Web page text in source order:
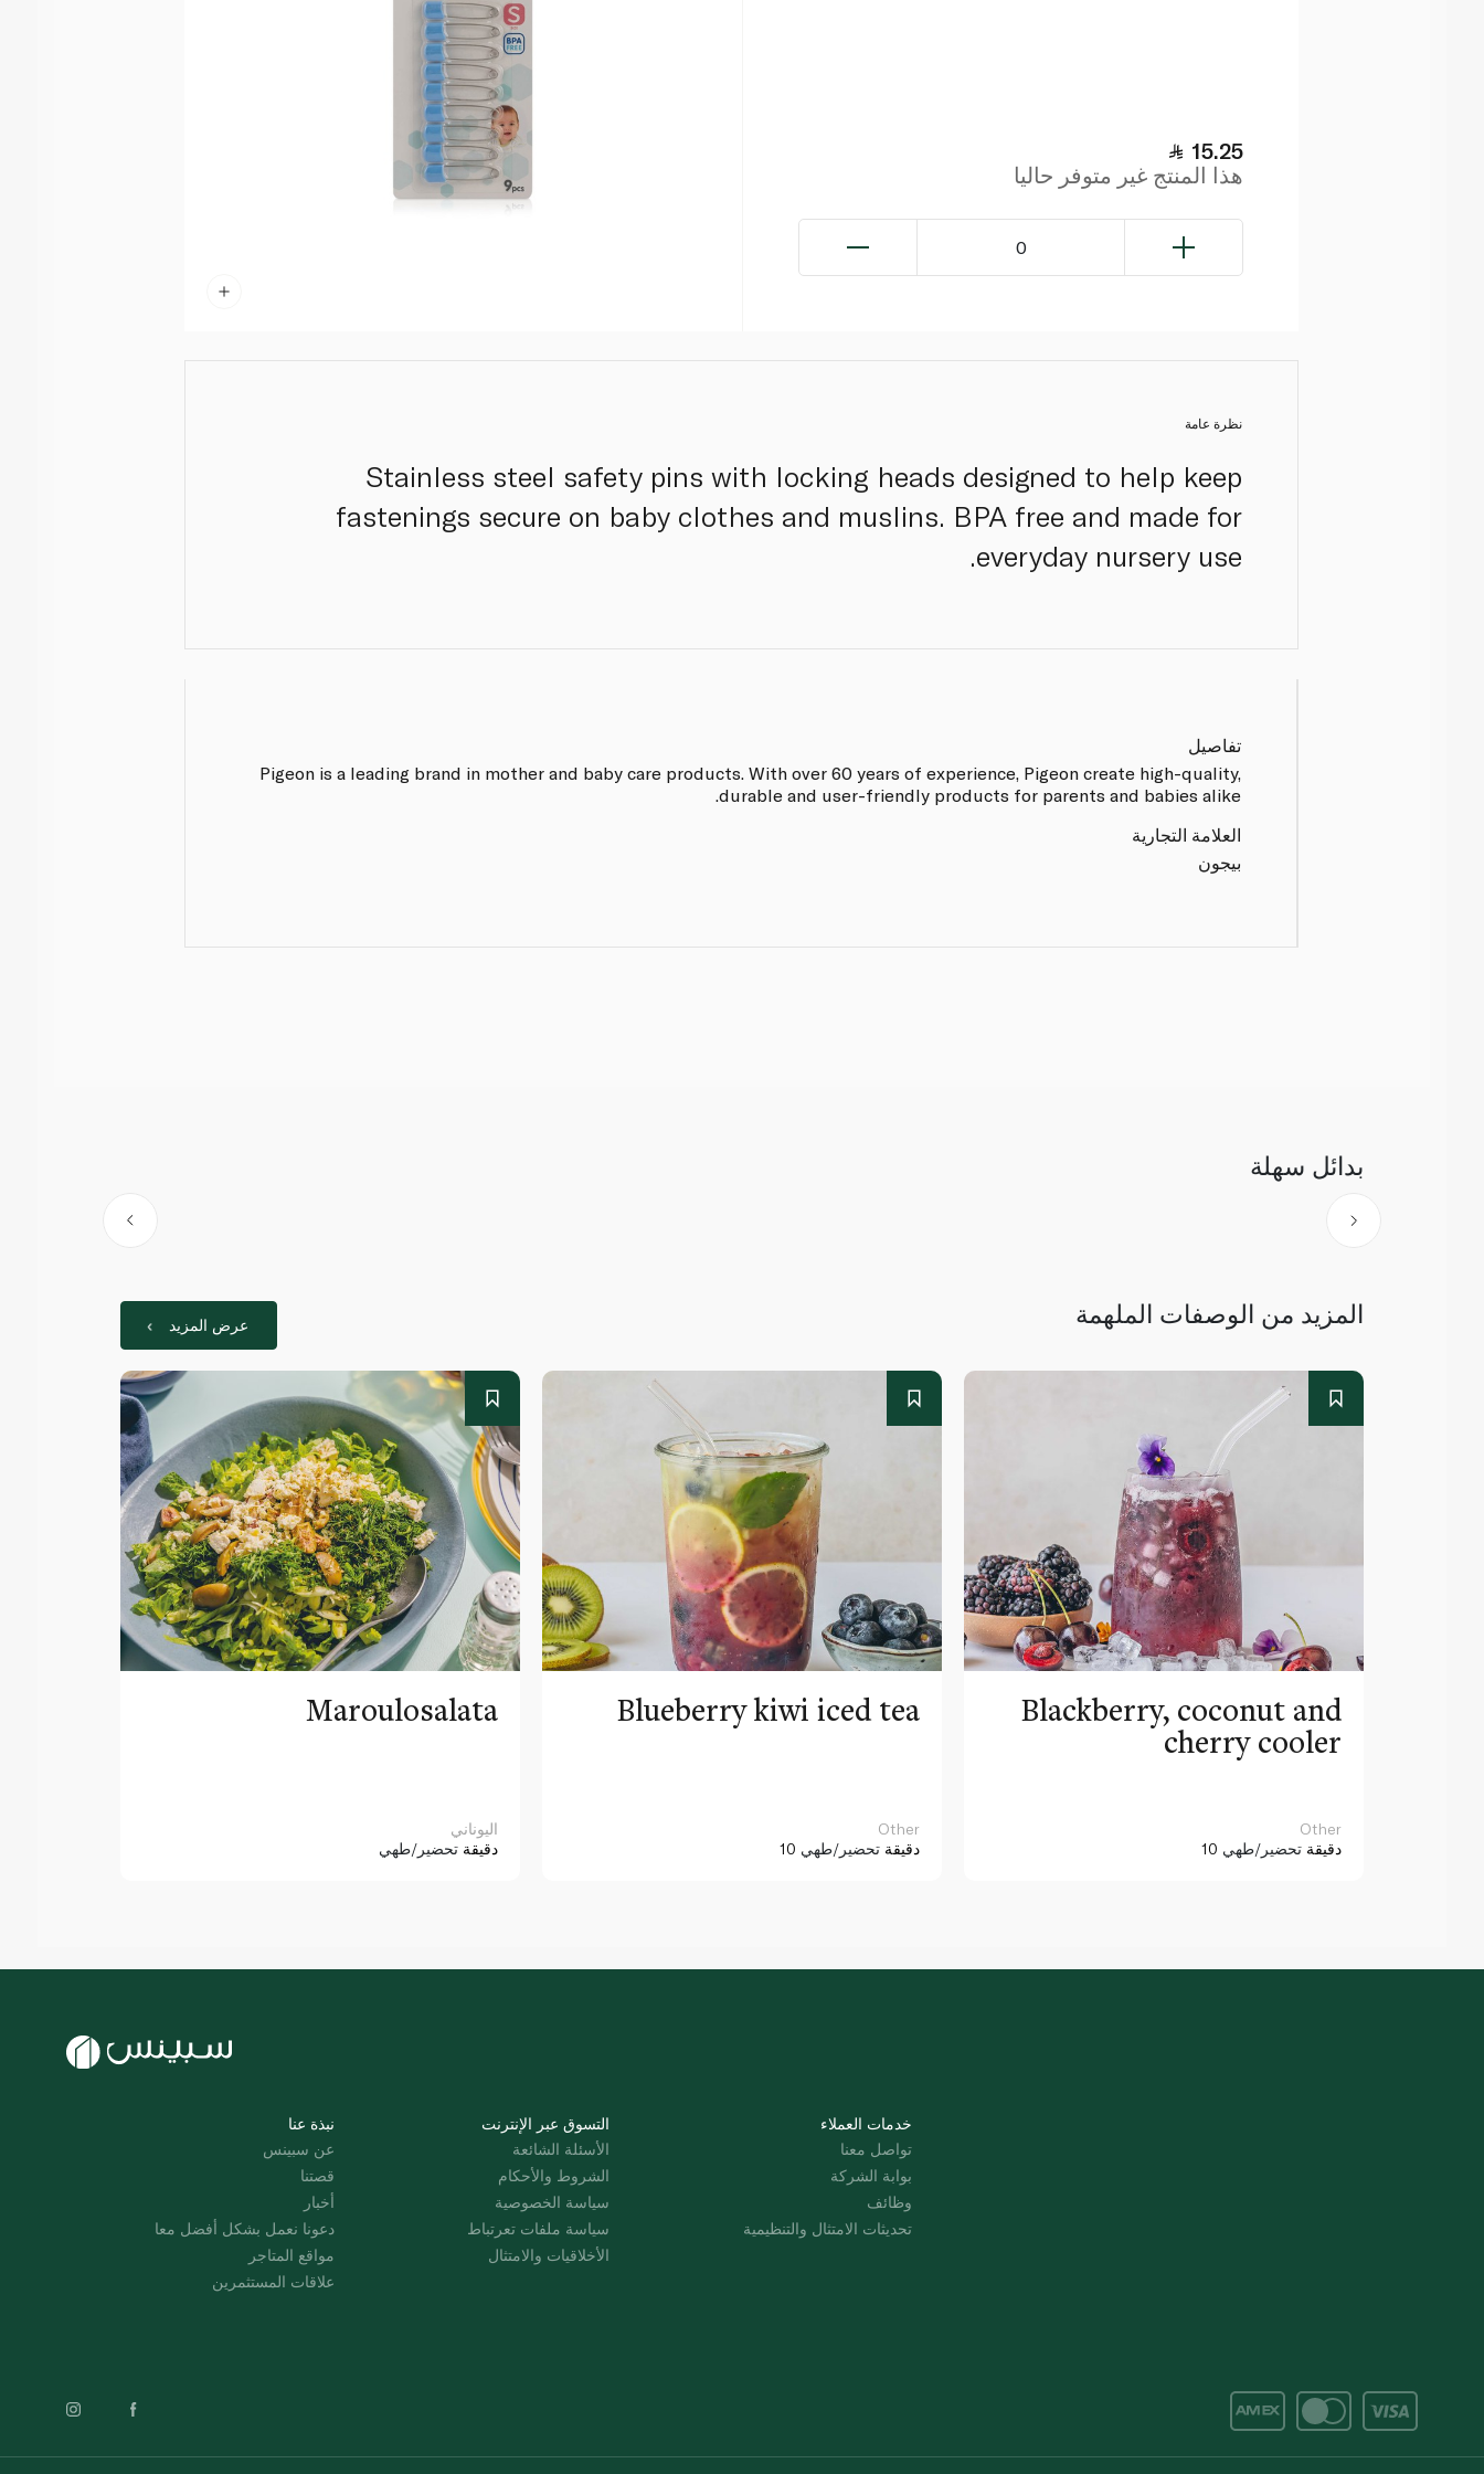
15.25
هذا المنتج غير متوفر حاليا
0
نظرة عامة
Stainless steel safety pins with locking heads designed to help keep
fastenings secure on baby clothes and muslins. BPA free and made for
everyday nursery use.
تفاصيل
Pigeon is a leading brand in mother and baby care products. With over 60 years of experience, Pigeon create high-quality,
durable and user-friendly products for parents and babies alike.
العلامة التجارية
بيجون
بدائل سهلة
المزيد من الوصفات الملهمة عرض المزيد
Maroulosalata
اليوناني
دقيقة تحضير/طهي
Blueberry kiwi iced tea
Other
10 دقيقة تحضير/طهي
Blackberry, coconut and
cherry cooler
Other
10 دقيقة تحضير/طهي
نبذة عنا
عن سبينس
قصتنا
أخبار
دعونا نعمل بشكل أفضل معا
مواقع المتاجر
علاقات المستثمرين
التسوق عبر الإنترنت
الأسئلة الشائعة
الشروط والأحكام
سياسة الخصوصية
سياسة ملفات تعرتباط
الأخلاقيات والامتثال
خدمات العملاء
تواصل معنا
بوابة الشركة
وظائف
تحديثات الامتثال والتنظيمية